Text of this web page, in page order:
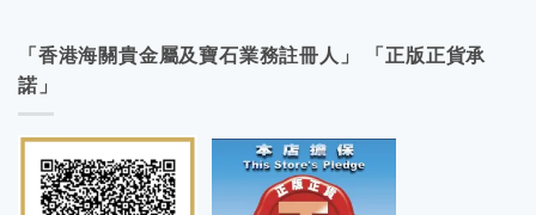
「香港海關貴金屬及寶石業務註冊人」 「正版正貨承
諾」